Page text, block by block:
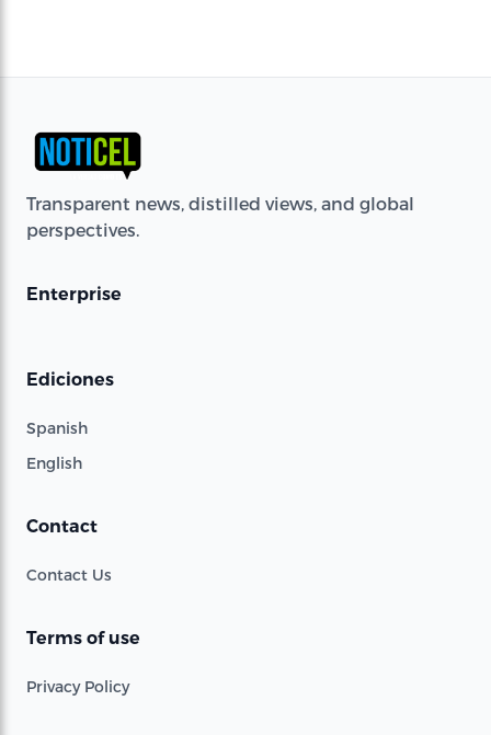
Transparent news, distilled views, and global
perspectives.
Enterprise
Ediciones
Spanish
English
Contact
Contact Us
Terms of use
Privacy Policy